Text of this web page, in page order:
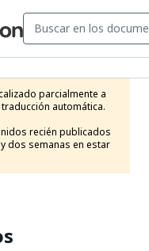
parcialmente a
automática.
recién publicados
dos semanas en estar